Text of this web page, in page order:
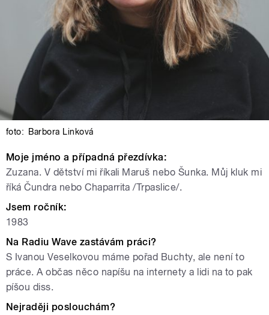
foto: Barbora Linková
Moje jméno a případná přezdívka:
Zuzana. V dětství mi říkali Maruš nebo Šunka. Můj kluk mi
říká Čundra nebo Chaparrita /Trpaslice/.
Jsem ročník:
1983
Na Radiu Wave zastávám práci?
S Ivanou Veselkovou máme pořad Buchty, ale není to
práce. A občas něco napíšu na internety a lidi na to pak
píšou diss.
Nejraději poslouchám?